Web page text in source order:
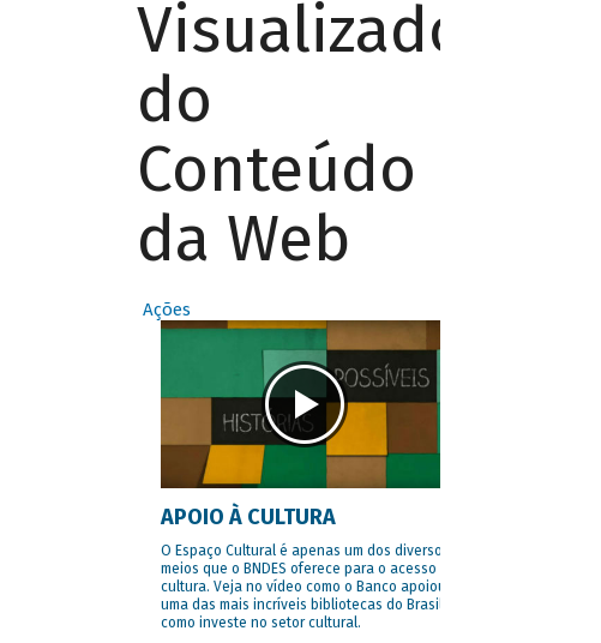
Visualizador
do
Conteúdo
da Web
Ações
APOIO À CULTURA
O Espaço Cultural é apenas um dos diversos
meios que o BNDES oferece para o acesso à
cultura. Veja no vídeo como o Banco apoiou
uma das mais incríveis bibliotecas do Brasil e
como investe no setor cultural.